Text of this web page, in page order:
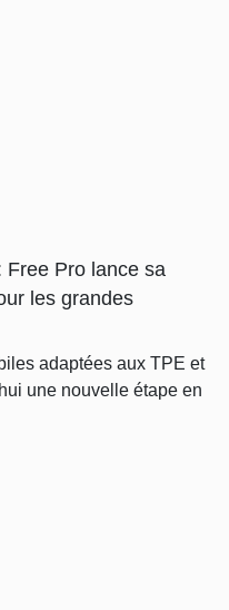
Free Pro lance sa
les grandes
adaptées aux TPE et
une nouvelle étape en